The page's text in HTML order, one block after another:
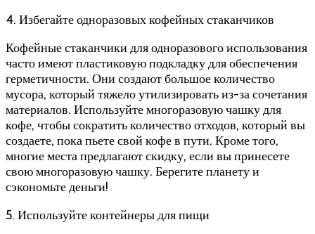
4. Избегайте одноразовых кофейных стаканчиков
Кофейные стаканчики для одноразового использования
часто имеют пластиковую подкладку для обеспечения
герметичности. Они создают большое количество
мусора, который тяжело утилизировать из-за сочетания
материалов. Используйте многоразовую чашку для
кофе, чтобы сократить количество отходов, который вы
создаете, пока пьете свой кофе в пути. Кроме того,
многие места предлагают скидку, если вы принесете
свою многоразовую чашку. Берегите планету и
сэкономьте деньги!
5. Используйте контейнеры для пищи